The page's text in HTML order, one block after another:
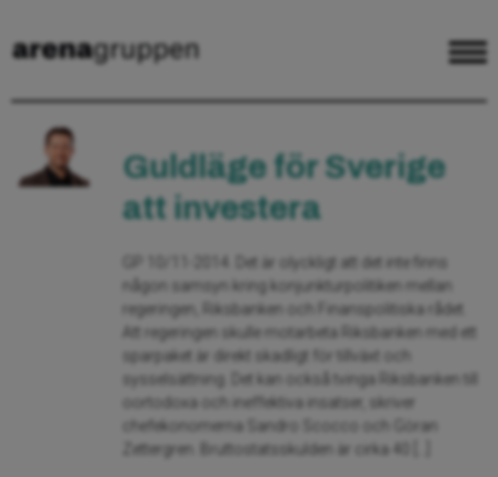
Guldläge för Sverige
att investera
GP 10/11-2014. Det är olyckligt att det inte finns
någon samsyn kring konjunkturpolitiken mellan
regeringen, Riksbanken och Finanspolitiska rådet.
Att regeringen skulle motarbeta Riksbanken med ett
sparpaket är direkt skadligt för tillväxt och
sysselsättning. Det kan också tvinga Riksbanken till
oortodoxa och ineffektiva insatser, skriver
chefekonomerna Sandro Scocco och Göran
Zettergren. Bruttostatsskulden är cirka 40 […]